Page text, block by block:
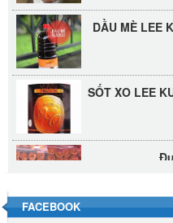
DẦU MÈ LEE
SỐT XO LEE
Đường
FACEBOOK